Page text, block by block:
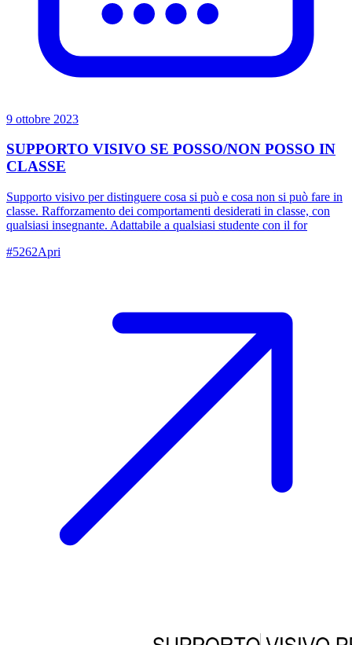
9 ottobre 2023
SUPPORTO VISIVO SE POSSO/NON POSSO IN
CLASSE
Supporto visivo per distinguere cosa si può e cosa non si può fare in
classe. Rafforzamento dei comportamenti desiderati in classe, con
qualsiasi insegnante. Adattabile a qualsiasi studente con il for
#5262Apri